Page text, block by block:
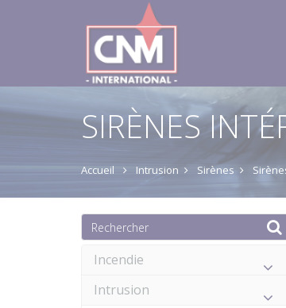
SIRÈNES
Accueil Intrusion Sirènes
Incendie
Intrusion